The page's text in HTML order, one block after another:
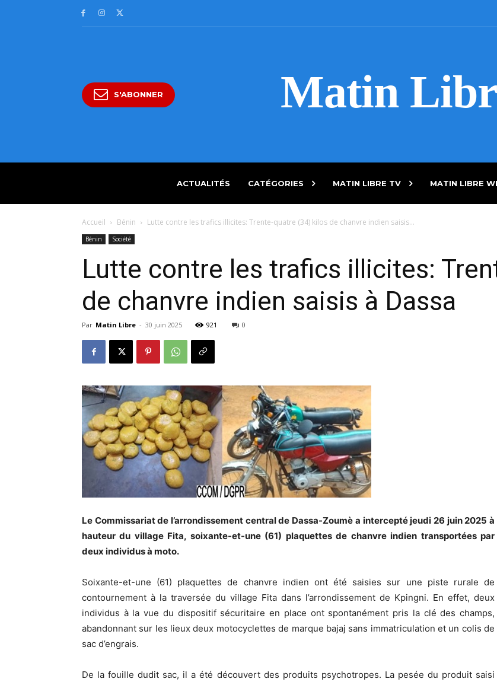
S'ABONNER Matin
ACTUALITÉS CATÉGORIES MATIN LIBRE TV MATIN LIBRE
Accueil Bénin Lutte contre les trafics illicites: Trente-quatre (34) kilos de chanvre indien saisis...
Bénin Société
Lutte contre les trafics illicites:
de chanvre indien saisis à Dassa
Par Matin Libre - 30 juin 2025 921 0
Le Commissariat de l’arrondissement central de Dassa-Zoumè a intercepté jeudi 26 juin 2025 à
hauteur du village Fita, soixante-et-une (61) plaquettes de chanvre indien transportées par
deux individus à moto.
Soixante-et-une (61) plaquettes de chanvre indien ont été saisies sur une piste rurale de
contournement à la traversée du village Fita dans l’arrondissement de Kpingni. En effet, deux
individus à la vue du dispositif sécuritaire en place ont spontanément pris la clé des champs,
abandonnant sur les lieux deux motocyclettes de marque bajaj sans immatriculation et un colis de
sac d’engrais.
De la fouille dudit sac, il a été découvert des produits psychotropes. La pesée du produit saisi